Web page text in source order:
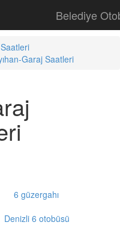
Belediye
Garaj Saatleri
6 güzergahı
Denizli 6 otobüsü